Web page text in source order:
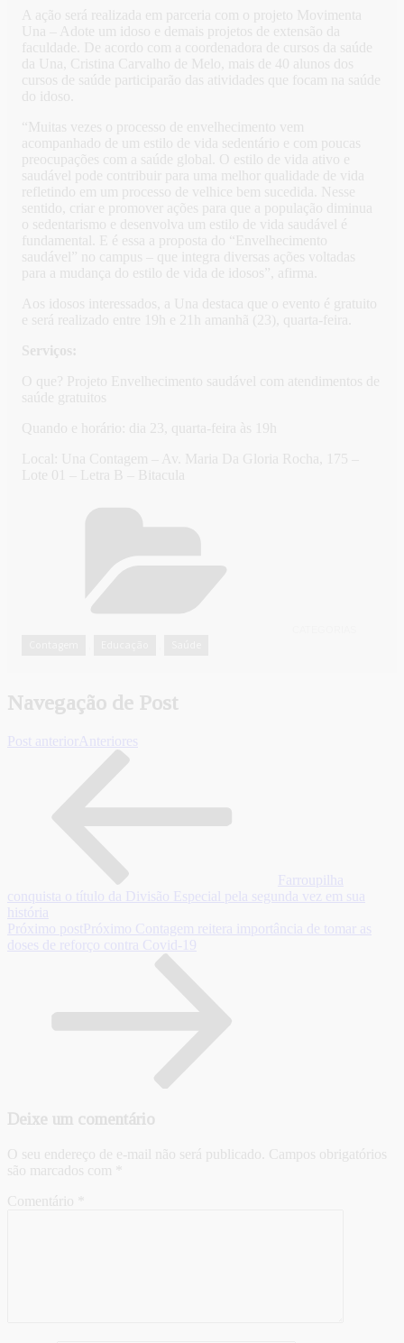
A ação será realizada em parceria com o projeto Movimenta
Una – Adote um idoso e demais projetos de extensão da
faculdade. De acordo com a coordenadora de cursos da saúde
da Una, Cristina Carvalho de Melo, mais de 40 alunos dos
cursos de saúde participarão das atividades que focam na saúde
do idoso.
“Muitas vezes o processo de envelhecimento vem
acompanhado de um estilo de vida sedentário e com poucas
preocupações com a saúde global. O estilo de vida ativo e
saudável pode contribuir para uma melhor qualidade de vida
refletindo em um processo de velhice bem sucedida. Nesse
sentido, criar e promover ações para que a população diminua
o sedentarismo e desenvolva um estilo de vida saudável é
fundamental. E é essa a proposta do “Envelhecimento
saudável” no campus – que integra diversas ações voltadas
para a mudança do estilo de vida de idosos”, afirma.
Aos idosos interessados, a Una destaca que o evento é gratuito
e será realizado entre 19h e 21h amanhã (23), quarta-feira.
Serviços:
O que? Projeto Envelhecimento saudável com atendimentos de
saúde gratuitos
Quando e horário: dia 23, quarta-feira às 19h
Local: Una Contagem – Av. Maria Da Gloria Rocha, 175 –
Lote 01 – Letra B – Bitacula
Navegação de Post
Post anterior Anteriores
Farroupilha
conquista o título da Divisão Especial pela segunda vez em sua
história
Próximo post Próximo Contagem reitera importância de tomar as
doses de reforço contra Covid-19
Deixe um comentário
O seu endereço de e-mail não será publicado. Campos obrigatórios
são marcados com
Comentário